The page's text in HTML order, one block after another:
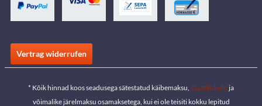
Vertrag widerrufen
* Kõik hinnad koos seadusega sätestatud käibemaksu, saatekulude ja
võimalike järelmaksu osamaksetega, kui ei ole teisiti kokku lepitud